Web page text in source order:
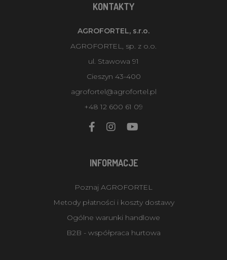
KONTAKTY
AGROFORTEL, s.r.o.
AGROFORTEL, sp. z o.o.
ul. Stawowa 91
Cieszyn 43-400
agrofortel@agrofortel.pl
+48 12 600 61 09
INFORMACJE
Poznaj AGROFORTEL
Metody płatności i koszty dostawy
Ogólne warunki handlowe
B2B - współpraca hurtowa